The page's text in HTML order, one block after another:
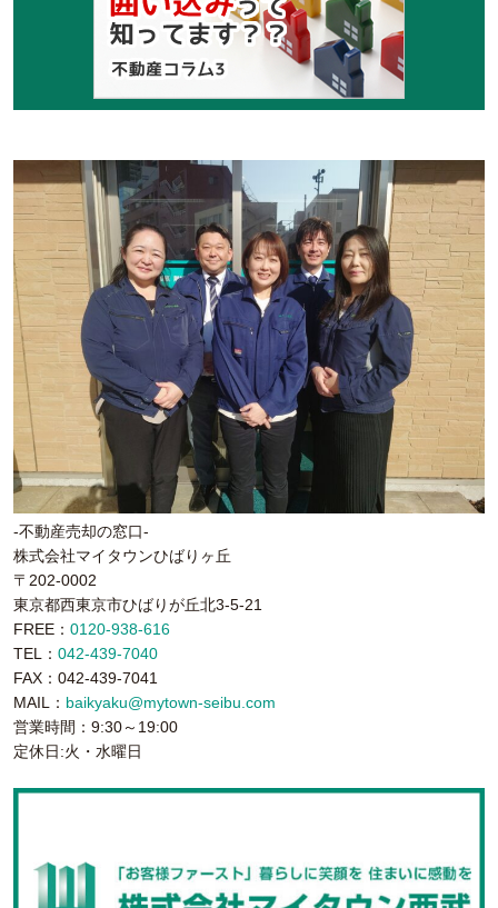
-不動産売却の窓口-
株式会社マイタウンひばりヶ丘
〒202-0002
東京都西東京市ひばりが丘北3-5-21
FREE： 0120-938-616
TEL： 042-439-7040
FAX：042-439-7041
MAIL： baikyaku@mytown-seibu.com
営業時間：9:30～19:00
定休日:火・水曜日